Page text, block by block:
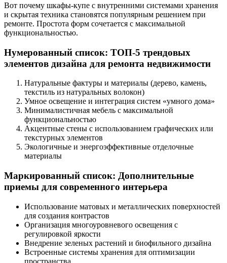
Вот почему шкафы-купе с внутренними системами хранения
и скрытая техника становятся популярным решением при
ремонте. Простота форм сочетается с максимальной
функциональностью.
Нумерованный список: ТОП-5 трендовых
элементов дизайна для ремонта недвижимости
Натуральные фактуры и материалы (дерево, камень,
текстиль из натуральных волокон)
Умное освещение и интеграция систем «умного дома»
Минималистичная мебель с максимальной
функциональностью
Акцентные стены с использованием графических или
текстурных элементов
Экологичные и энергоэффективные отделочные
материалы
Маркированный список: Дополнительные
приемы для современного интерьера
Использование матовых и металлических поверхностей
для создания контрастов
Организация многоуровневого освещения с
регулировкой яркости
Внедрение зеленых растений и биофильного дизайна
Встроенные системы хранения для оптимизации
пространства